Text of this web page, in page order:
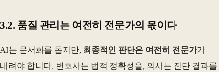
3.2. 품질 관리는 여전히 전문가의 몫이다
AI는 문서화를 돕지만, 최종적인 판단은 여전히 전문가가
내려야 합니다. 변호사는 법적 정확성을, 의사는 진단 결과를